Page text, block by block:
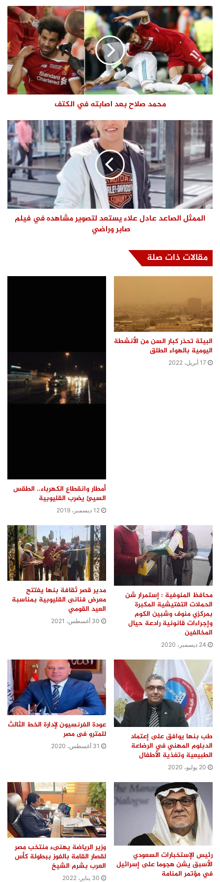
محمد صلاح بعد اصابته في الكتف
الممثل الصاعد عادل علاء يستعد لتصوير مشاهده في فيلم
صابر وراضي
مقالات ذات صلة
البيئة تحذر كبار السن من الأنشطة
اليومية بالهواء الطلق
17 أبريل، 2022
أمطار وانقطاع الكهرباء.. الطقس
السيئ يضرب القليوبية
12 ديسمبر، 2019
محافظ المنوفية : إستمرار شن
الحملات التفتيشية المكبرة
بمركزي منوف وشبين الكوم
وإجراءات قانونية رادعة حيال
المخالفين
24 ديسمبر، 2020
مدير قصر ثقافة بنها يفتتح
معرض فنانى القليوبية بمناسبة
العيد القومي
30 أغسطس، 2021
طب بنها يوافق على إعتماد
الدبلوم المهني في الرضاعة
الطبيعية وتغذية الأطفال
20 يوليو، 2020
عودة الفرنسيون لإدارة الخط الثالث
للمترو فى مصر
31 أغسطس، 2020
رئيس الإستخبارات السعودي
الأسبق يشن هجوما على إسرائيل
في مؤتمر المنامة
وزير الرياضة يهنىء منتخب مصر
لقصار القامة بالفوز ببطولة كأس
العرب بشرم الشيخ
30 يناير، 2022